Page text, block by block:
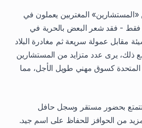
«المستشارين» المغتربين يعملون في
فقط - فقد شعر البعض بالحرية في
مقابل عمولة سريعة ثم مغادرة البلاد
ذلك، يرى عدد متزايد من المستشارين
المتحدة كسوق مهني طويل الأجل، مما
تتمتع بحضور مستقر وسجل حافل
من الحوافز للحفاظ على اسم جيد.